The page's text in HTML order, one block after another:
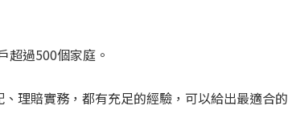
超過500個家庭。
理賠實務，都有充足的經驗，可以給出最適合的